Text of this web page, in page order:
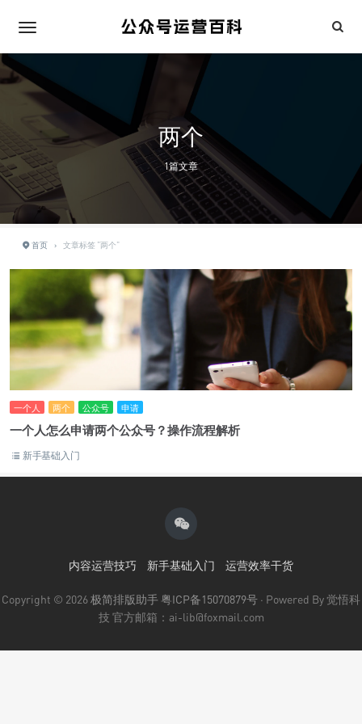
两个
1篇文章
首页 › 文章标签 "两个"
一个人 两个 公众号 申请
一个人怎么申请两个公众号？操作流程解析
新手基础入门
内容运营技巧 新手基础入门 运营效率干货
Copyright © 2026极简排版助手粤ICP备15070879号 · Powered By 觉悟科
技 官方邮箱：ai-lib@foxmail.com